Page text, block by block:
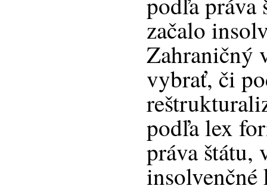
začalo
Zahraničný
vybrať, či
podľa lex
práva štátu,